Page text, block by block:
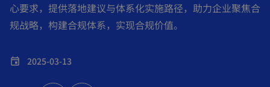
心要求，提供落地建议与体系化实施路径，助力企业聚焦合
规战略，构建合规体系，实现合规价值。
event 2025-03-13